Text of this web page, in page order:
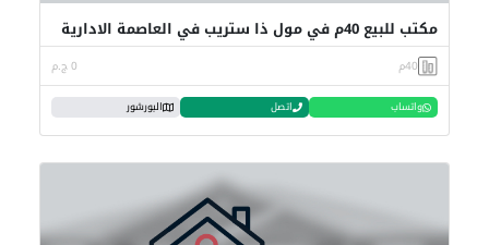
مكتب للبيع 40م في مول ذا ستريب في العاصمة الادارية
40م 0 ج.م
واتساب اتصل البورشور